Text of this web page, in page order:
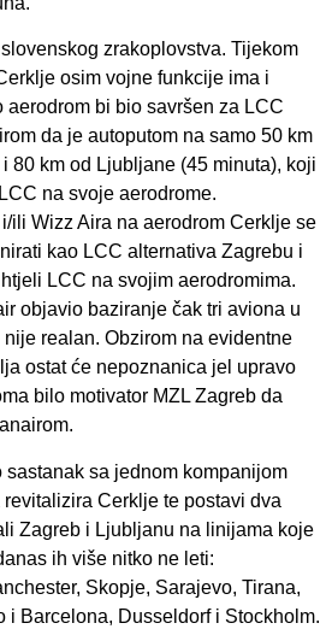
zrakoplovstva. Tijekom
osim vojne funkcije ima i
bi bio savršen za LCC
da je autoputom na samo 50 km
80 km od Ljubljane (45 minuta), koji
na svoje aerodrome.
ili Wizz Aira na aerodrom Cerklje se
kao LCC alternativa Zagrebu i
LCC na svojim aerodromima.
objavio baziranje čak tri aviona u
realan. Obzirom na evidentne
ostat će nepoznanica jel upravo
bilo motivator MZL Zagreb da
sastanak sa jednom kompanijom
Cerklje te postavi dva
Zagreb i Ljubljanu na linijama koje
ih više nitko ne leti:
Skopje, Sarajevo, Tirana,
i Barcelona, Dusseldorf i Stockholm.